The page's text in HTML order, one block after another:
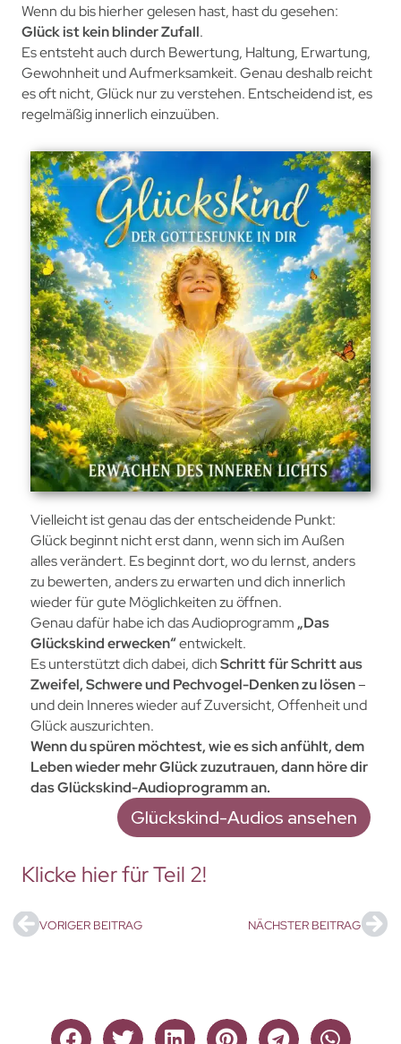
Wenn du bis hierher gelesen hast, hast du gesehen:
Glück ist kein blinder Zufall.
Es entsteht auch durch Bewertung, Haltung, Erwartung,
Gewohnheit und Aufmerksamkeit. Genau deshalb reicht
es oft nicht, Glück nur zu verstehen. Entscheidend ist, es
regelmäßig innerlich einzuüben.
Vielleicht ist genau das der entscheidende Punkt:
Glück beginnt nicht erst dann, wenn sich im Außen
alles verändert. Es beginnt dort, wo du lernst, anders
zu bewerten, anders zu erwarten und dich innerlich
wieder für gute Möglichkeiten zu öffnen.
Genau dafür habe ich das Audioprogramm„Das
Glückskind erwecken“entwickelt.
Es unterstützt dich dabei, dichSchritt für Schritt aus
Zweifel, Schwere und Pechvogel-Denken zu lösen–
und dein Inneres wieder auf Zuversicht, Offenheit und
Glück auszurichten.
Wenn du spüren möchtest, wie es sich anfühlt, dem
Leben wieder mehr Glück zuzutrauen, dann höre dir
das Glückskind-Audioprogramm an.
Glückskind-Audios ansehen
Klicke hier für Teil 2!
VORIGER BEITRAG NÄCHSTER BEITRAG